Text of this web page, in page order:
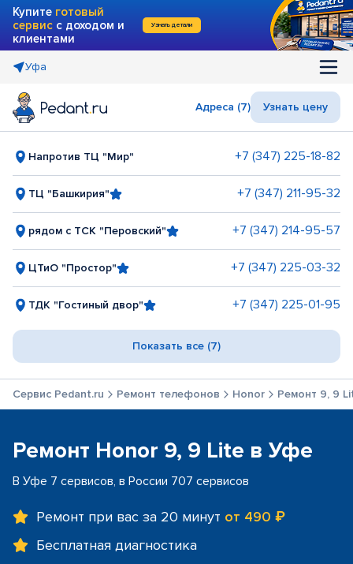
Купите готовый
сервис с доходом и
клиентами
Узнать детали
Уфа
Адреса (7) Узнать цену
Напротив ТЦ "Мир" +7 (347) 225-18-82
ТЦ "Башкирия" +7 (347) 211-95-32
рядом с ТСК "Перовский" +7 (347) 214-95-57
ЦТиО "Простор" +7 (347) 225-03-32
ТДК "Гостиный двор" +7 (347) 225-01-95
Показать все (7)
Сервис Pedant.ru Ремонт телефонов Honor Ремонт 9, 9
Ремонт Honor 9, 9 Lite в Уфе
В Уфе 7 сервисов, в России 707 сервисов
Ремонт при вас за 20 минут от 490 ₽
Бесплатная диагностика